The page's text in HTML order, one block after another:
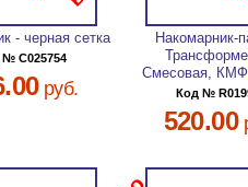
- черная сетка
C025754
руб.
Накомарник-
Смесовая,
Код №
520.00